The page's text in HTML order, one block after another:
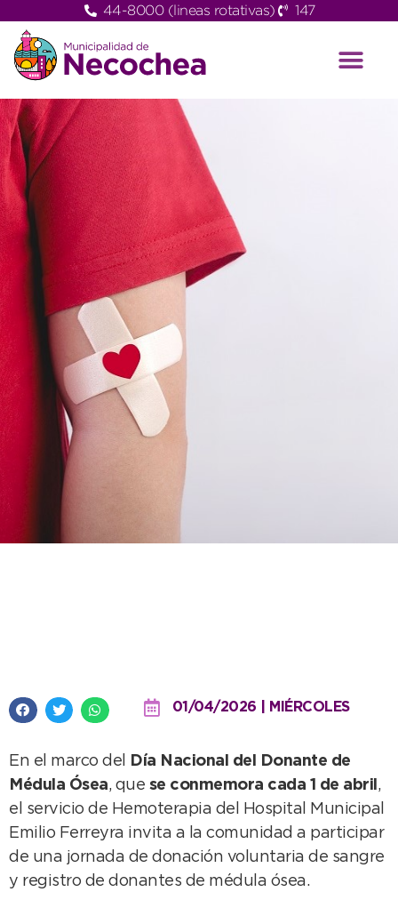
44-8000 (lineas rotativas) 147
01/04/2026 | MIÉRCOLES
En el marco del
Día Nacional del Donante de
Médula Ósea, que se conmemora cada 1 de abril ,
el servicio de Hemoterapia del Hospital Municipal
Emilio Ferreyra invita a la comunidad a participar
de una jornada de donación voluntaria de sangre
y registro de donantes de médula ósea.